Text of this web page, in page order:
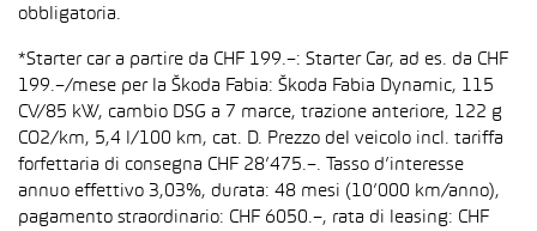
obbligatoria.
*Starter car a partire da CHF 199.–: Starter Car, ad es. da CHF
199.–/mese per la Škoda Fabia: Škoda Fabia Dynamic, 115
CV/85 kW, cambio DSG a 7 marce, trazione anteriore, 122 g
CO2/km, 5,4 l/100 km, cat. D. Prezzo del veicolo incl. tariffa
forfettaria di consegna CHF 28’475.–. Tasso d’interesse
annuo effettivo 3,03%, durata: 48 mesi (10’000 km/anno),
pagamento straordinario: CHF 6050.–, rata di leasing: CHF